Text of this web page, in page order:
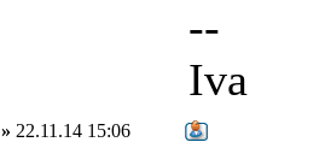
--
Iva
» 22.11.14 15:06